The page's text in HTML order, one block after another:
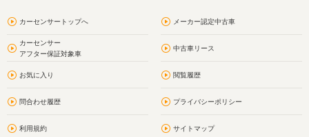
カーセンサートップへ メーカー認定中古車
カーセンサー
アフター保証対象車
中古車リース
お気に入り 閲覧履歴
問合わせ履歴 プライバシーポリシー
利用規約 サイトマップ